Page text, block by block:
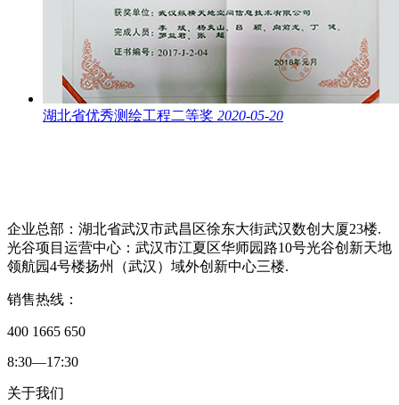
湖北省优秀测绘工程二等奖 2020-05-20
企业总部：湖北省武汉市武昌区徐东大街武汉数创大厦23楼.
光谷项目运营中心：武汉市江夏区华师园路10号光谷创新天地
领航园4号楼扬州（武汉）域外创新中心三楼.
销售热线：
400 1665 650
8:30—17:30
关于我们